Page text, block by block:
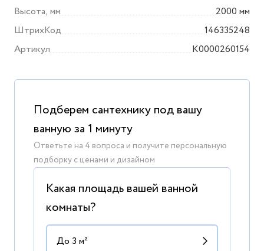
Высота, мм
2000 мм
ШтрихКод
146335248
Артикул
K0000260154
Подберем сантехнику под вашу
ванную за 1 минуту
Ответьте на 4 вопроса и получите персональную
подборку с ценами и дизайном
Какая площадь вашей ванной
комнаты?